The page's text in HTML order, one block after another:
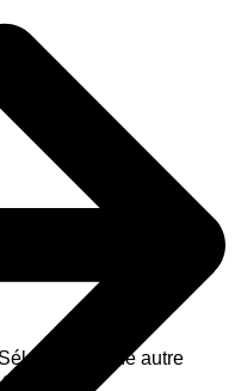
une autre